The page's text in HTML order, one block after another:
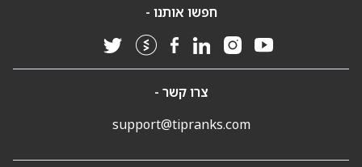
חפשו אותנו -
צרו קשר -
support@tipranks.com